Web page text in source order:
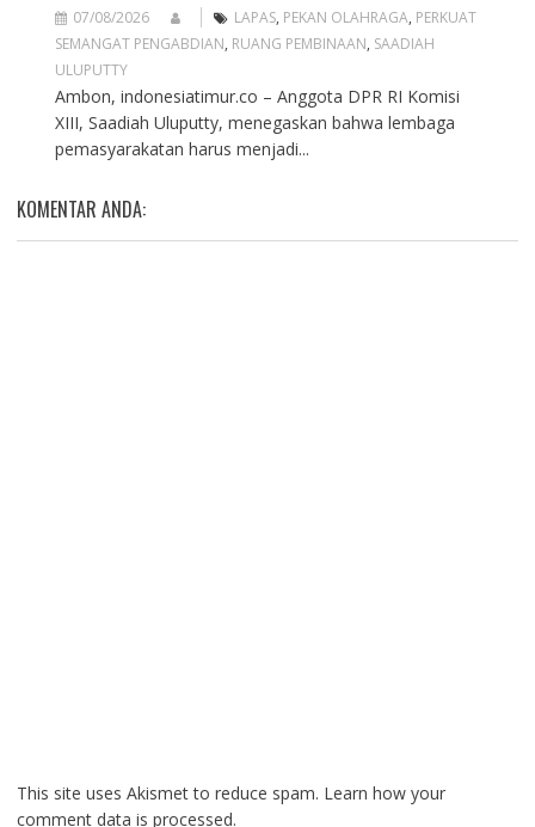
07/08/2026 LAPAS, PEKAN OLAHRAGA, PERKUAT
SEMANGAT PENGABDIAN, RUANG PEMBINAAN, SAADIAH
ULUPUTTY
Ambon, indonesiatimur.co – Anggota DPR RI Komisi
XIII, Saadiah Uluputty, menegaskan bahwa lembaga
pemasyarakatan harus menjadi...
KOMENTAR ANDA:
This site uses Akismet to reduce spam. Learn how your
comment data is processed.